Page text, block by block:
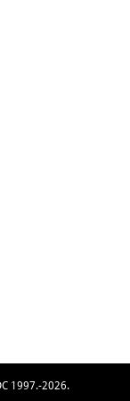
1997.-2026.